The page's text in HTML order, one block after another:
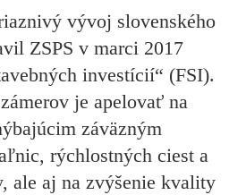
vývoj slovenského
ZSPS v marci 2017
investícií“ (FSI).
je apelovať na
záväzným
rýchlostných ciest a
ale aj na zvýšenie kvality